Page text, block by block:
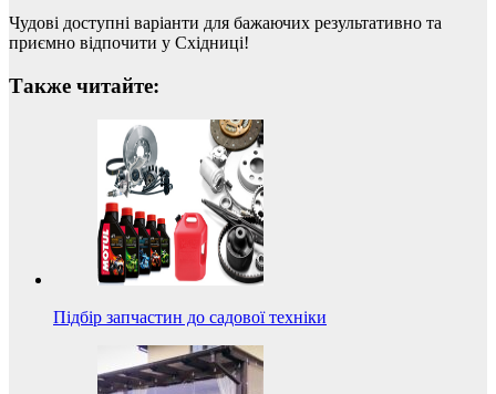
Чудові доступні варіанти для бажаючих результативно та
приємно відпочити у Східниці!
Также читайте:
Підбір запчастин до садової техніки